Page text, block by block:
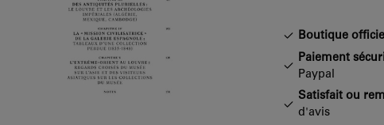
Boutique
Paiement
Paypal
Satisfait ou
d'avis